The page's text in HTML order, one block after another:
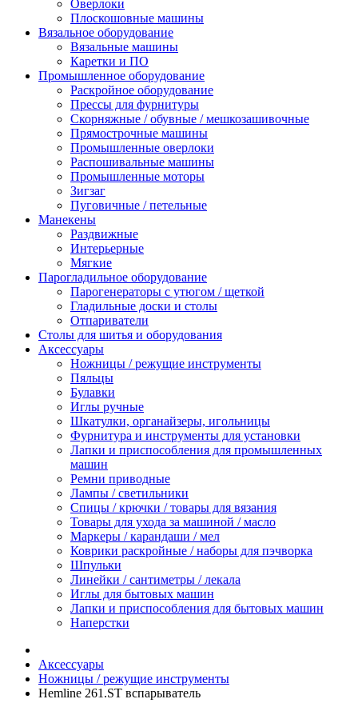
Оверлоки
Плоскошовные машины
Вязальное оборудование
Вязальные машины
Каретки и ПО
Промышленное оборудование
Раскройное оборудование
Прессы для фурнитуры
Скорняжные / обувные / мешкозашивочные
Прямострочные машины
Промышленные оверлоки
Распошивальные машины
Промышленные моторы
Зигзаг
Пуговичные / петельные
Манекены
Раздвижные
Интерьерные
Мягкие
Парогладильное оборудование
Парогенераторы с утюгом / щеткой
Гладильные доски и столы
Отпариватели
Столы для шитья и оборудования
Аксессуары
Ножницы / режущие инструменты
Пяльцы
Булавки
Иглы ручные
Шкатулки, органайзеры, игольницы
Фурнитура и инструменты для установки
Лапки и приспособления для промышленных
машин
Ремни приводные
Лампы / светильники
Спицы / крючки / товары для вязания
Товары для ухода за машиной / масло
Маркеры / карандаши / мел
Коврики раскройные / наборы для пэчворка
Шпульки
Линейки / сантиметры / лекала
Иглы для бытовых машин
Лапки и приспособления для бытовых машин
Наперстки
Аксессуары
Ножницы / режущие инструменты
Hemline 261.ST вспарыватель